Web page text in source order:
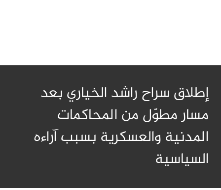
إطلاق سراح راشد الخياري بعد
مسار مطوّل من المحاكمات
المدنية والعسكرية بسبب آراءه
السياسية